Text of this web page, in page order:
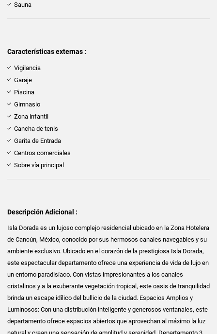
Sauna
Características externas :
Vigilancia
Garaje
Piscina
Gimnasio
Zona infantil
Cancha de tenis
Garita de Entrada
Centros comerciales
Sobre vía principal
Descripción Adicional :
Isla Dorada es un lujoso complejo residencial ubicado en la Zona Hotelera
de Cancún, México, conocido por sus hermosos canales navegables y su
ambiente exclusivo. Ubicado en el corazón de la prestigiosa Isla Dorada,
este espectacular departamento ofrece una experiencia de vida de lujo en
un entorno paradisíaco. Con vistas impresionantes a los canales
cristalinos y a la exuberante vegetación tropical, este oasis de tranquilidad
brinda un escape idílico del bullicio de la ciudad. Espacios Amplios y
Luminosos: Con una distribución inteligente y generosos ventanales, este
departamento ofrece espacios abiertos que aprovechan al máximo la luz